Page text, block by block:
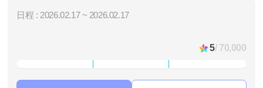
日程 : 2026.02.17 ~ 2026.02.17
5/ 70,000